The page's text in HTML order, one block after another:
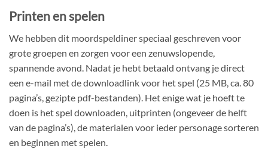
Printen en spelen
We hebben dit moordspeldiner speciaal geschreven voor
grote groepen en zorgen voor een zenuwslopende,
spannende avond. Nadat je hebt betaald ontvang je direct
een e-mail met de downloadlink voor het spel (25 MB, ca. 80
pagina’s, gezipte pdf-bestanden). Het enige wat je hoeft te
doen is het spel downloaden, uitprinten (ongeveer de helft
van de pagina’s), de materialen voor ieder personage sorteren
en beginnen met spelen.